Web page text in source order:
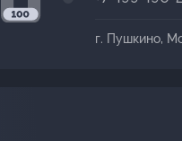
г. Пушкино,